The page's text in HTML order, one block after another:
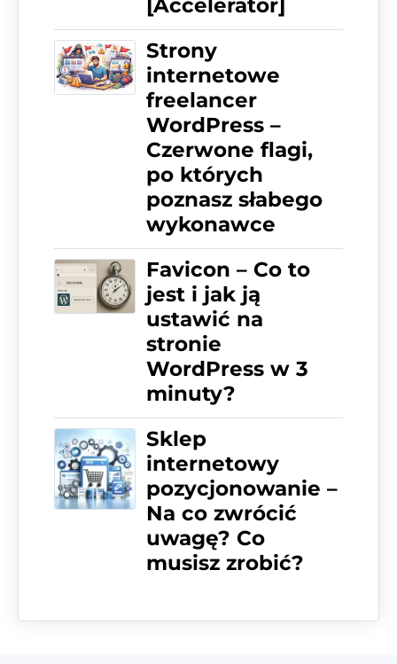
[Accelerator]
Strony
internetowe
freelancer
WordPress –
Czerwone flagi,
po których
poznasz słabego
wykonawce
Favicon – Co to
jest i jak ją
ustawić na
stronie
WordPress w 3
minuty?
Sklep
internetowy
pozycjonowanie –
Na co zwrócić
uwagę? Co
musisz zrobić?